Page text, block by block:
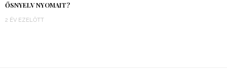
ŐSNYELV NYOMAIT?
2 ÉV EZELŐTT